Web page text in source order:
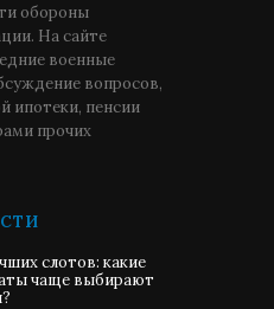
обороны
На сайте
военные
вопросов,
ипотеки, пенсии
прочих
слотов: какие
чаще выбирают